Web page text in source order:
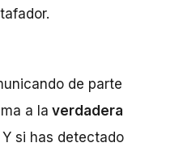
de parte
a la verdadera
Y si has detectado